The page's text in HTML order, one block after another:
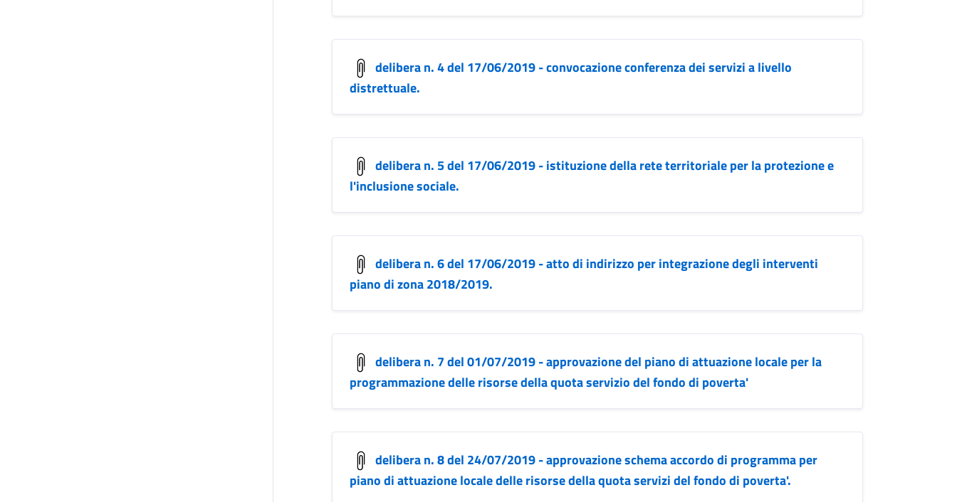
delibera n. 4 del 17/06/2019 - convocazione conferenza dei servizi a livello
distrettuale.
delibera n. 5 del 17/06/2019 - istituzione della rete territoriale per la protezione e
l'inclusione sociale.
delibera n. 6 del 17/06/2019 - atto di indirizzo per integrazione degli interventi
piano di zona 2018/2019.
delibera n. 7 del 01/07/2019 - approvazione del piano di attuazione locale per la
programmazione delle risorse della quota servizio del fondo di poverta'
delibera n. 8 del 24/07/2019 - approvazione schema accordo di programma per
piano di attuazione locale delle risorse della quota servizi del fondo di poverta'.